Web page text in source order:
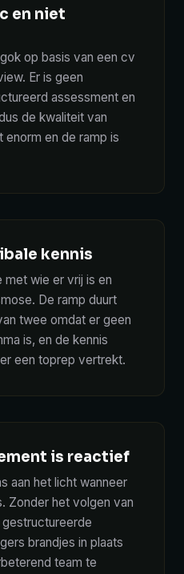
en niet
op basis van een cv
Er is geen
assessment en
de kwaliteit van
en de ramp is
kennis
met wie er vrij is en
De ramp duurt
twee omdat er geen
is, en de kennis
een toprep vertrekt.
is reactief
aan het licht wanneer
Zonder het volgen van
gestructureerde
brandjes in plaats
team te